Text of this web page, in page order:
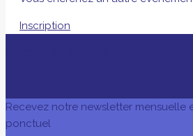
Inscription
Recevez notre newsletter mensuelle
ponctuel